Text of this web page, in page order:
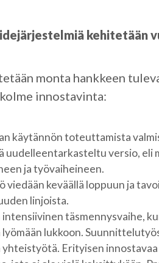
kehitetään
monta hankkeen
innostavinta:
käytännön toteuttamista
uudelleentarkasteltu versio,
ja työvaiheineen.
viedään keväällä loppuun ja
linjoista.
täsmennysvaihe,
lukkoon.
yhteistyötä. Erityisen